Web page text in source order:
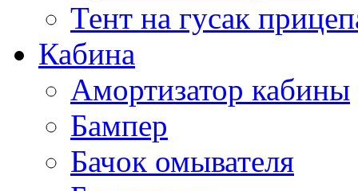
Тент на гусак
Кабина
Амортизатор кабины
Бампер
Бачок омывателя